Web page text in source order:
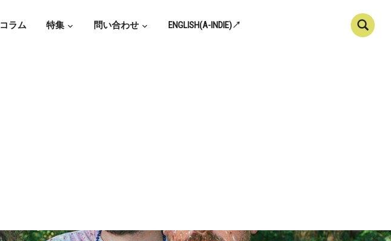
コラム 特集 問い合わせ ENGLISH(A-INDIE)↗